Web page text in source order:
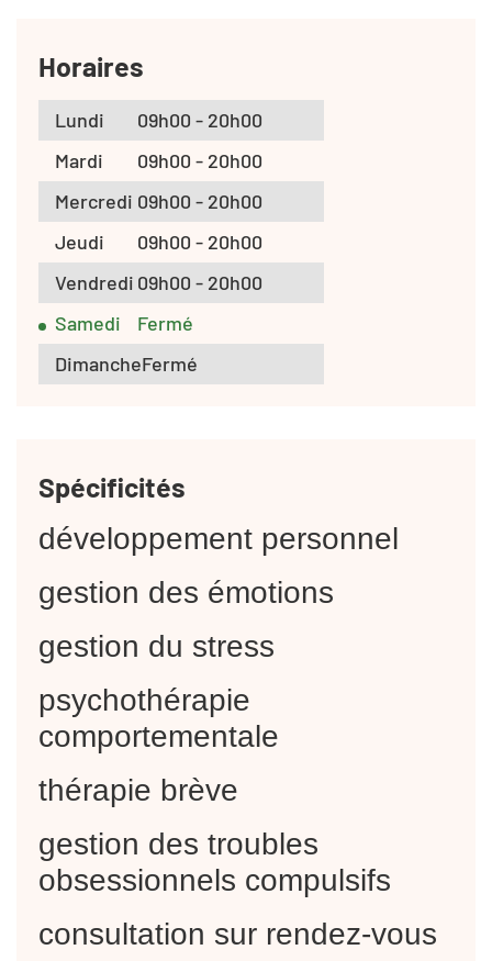
Horaires
Lundi
09h00 - 20h00
Mardi
09h00 - 20h00
Mercredi 09h00 - 20h00
Jeudi
09h00 - 20h00
Vendredi 09h00 - 20h00
Samedi
Fermé
DimancheFermé
Spécificités
développement personnel
gestion des émotions
gestion du stress
psychothérapie
comportementale
thérapie brève
gestion des troubles
obsessionnels compulsifs
consultation sur rendez-vous